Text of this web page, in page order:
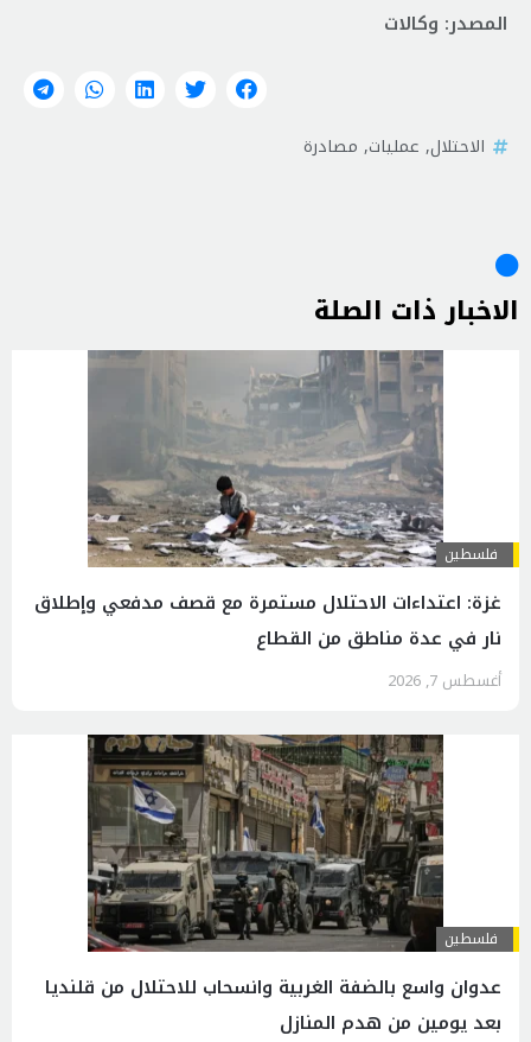
المصدر: وكالات
الاحتلال, عمليات, مصادرة
الاخبار ذات الصلة
فلسطين
غزة: اعتداءات الاحتلال مستمرة مع قصف مدفعي وإطلاق
نار في عدة مناطق من القطاع
أغسطس 7, 2026
فلسطين
عدوان واسع بالضفة الغربية وانسحاب للاحتلال من قلنديا
بعد يومين من هدم المنازل